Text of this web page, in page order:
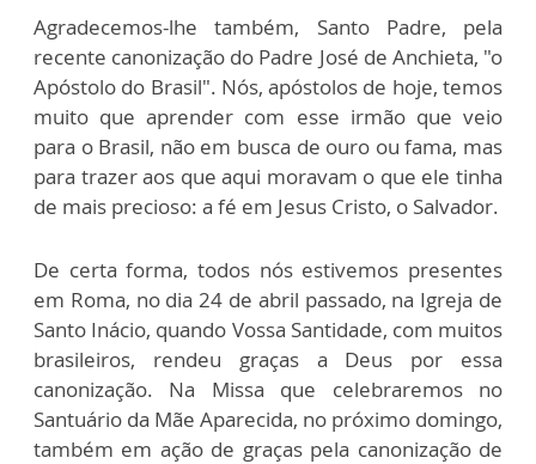
Agradecemos-lhe também, Santo Padre, pela
recente canonização do Padre José de Anchieta, "o
Apóstolo do Brasil". Nós, apóstolos de hoje, temos
muito que aprender com esse irmão que veio
para o Brasil, não em busca de ouro ou fama, mas
para trazer aos que aqui moravam o que ele tinha
de mais precioso: a fé em Jesus Cristo, o Salvador.
De certa forma, todos nós estivemos presentes
em Roma, no dia 24 de abril passado, na Igreja de
Santo Inácio, quando Vossa Santidade, com muitos
brasileiros, rendeu graças a Deus por essa
canonização. Na Missa que celebraremos no
Santuário da Mãe Aparecida, no próximo domingo,
também em ação de graças pela canonização de